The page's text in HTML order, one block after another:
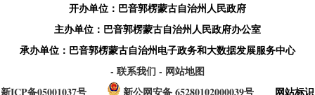
开办单位：巴音郭楞蒙古自治州人民政府
主办单位：巴音郭楞蒙古自治州人民政府办公室
承办单位：巴音郭楞蒙古自治州电子政务和大数据发展服务中心
- 联系我们- 网站地图
新ICP备05001037号
新公网安备 65280102000039号 网站标识